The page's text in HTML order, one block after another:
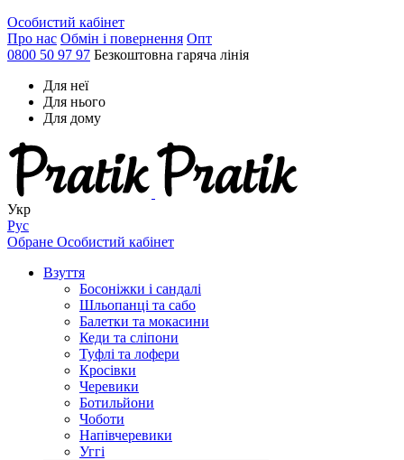
Особистий кабінет
Про нас Обмін і повернення Опт
0800 50 97 97 Безкоштовна гаряча лінія
Для неї
Для нього
Для дому
Укр
Рус
Обране Особистий кабінет
Взуття
Босоніжки і сандалі
Шльопанці та сабо
Балетки та мокасини
Кеди та сліпони
Туфлі та лофери
Кросівки
Черевики
Ботильйони
Чоботи
Напівчеревики
Уггі